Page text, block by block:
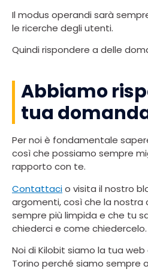
Il modus operandi sarà
le ricerche degli utenti.
Quindi rispondere a delle
Abbiamo
tua
Per noi è fondamentale
così che possiamo sempre
rapporto con te.
Contattacio visita il nostro
argomenti, così che la nostra
sempre più limpida e che tu
chiederci e come chiedercelo.
Noi di Kilobit siamo la tua
Torino perché siamo sempre